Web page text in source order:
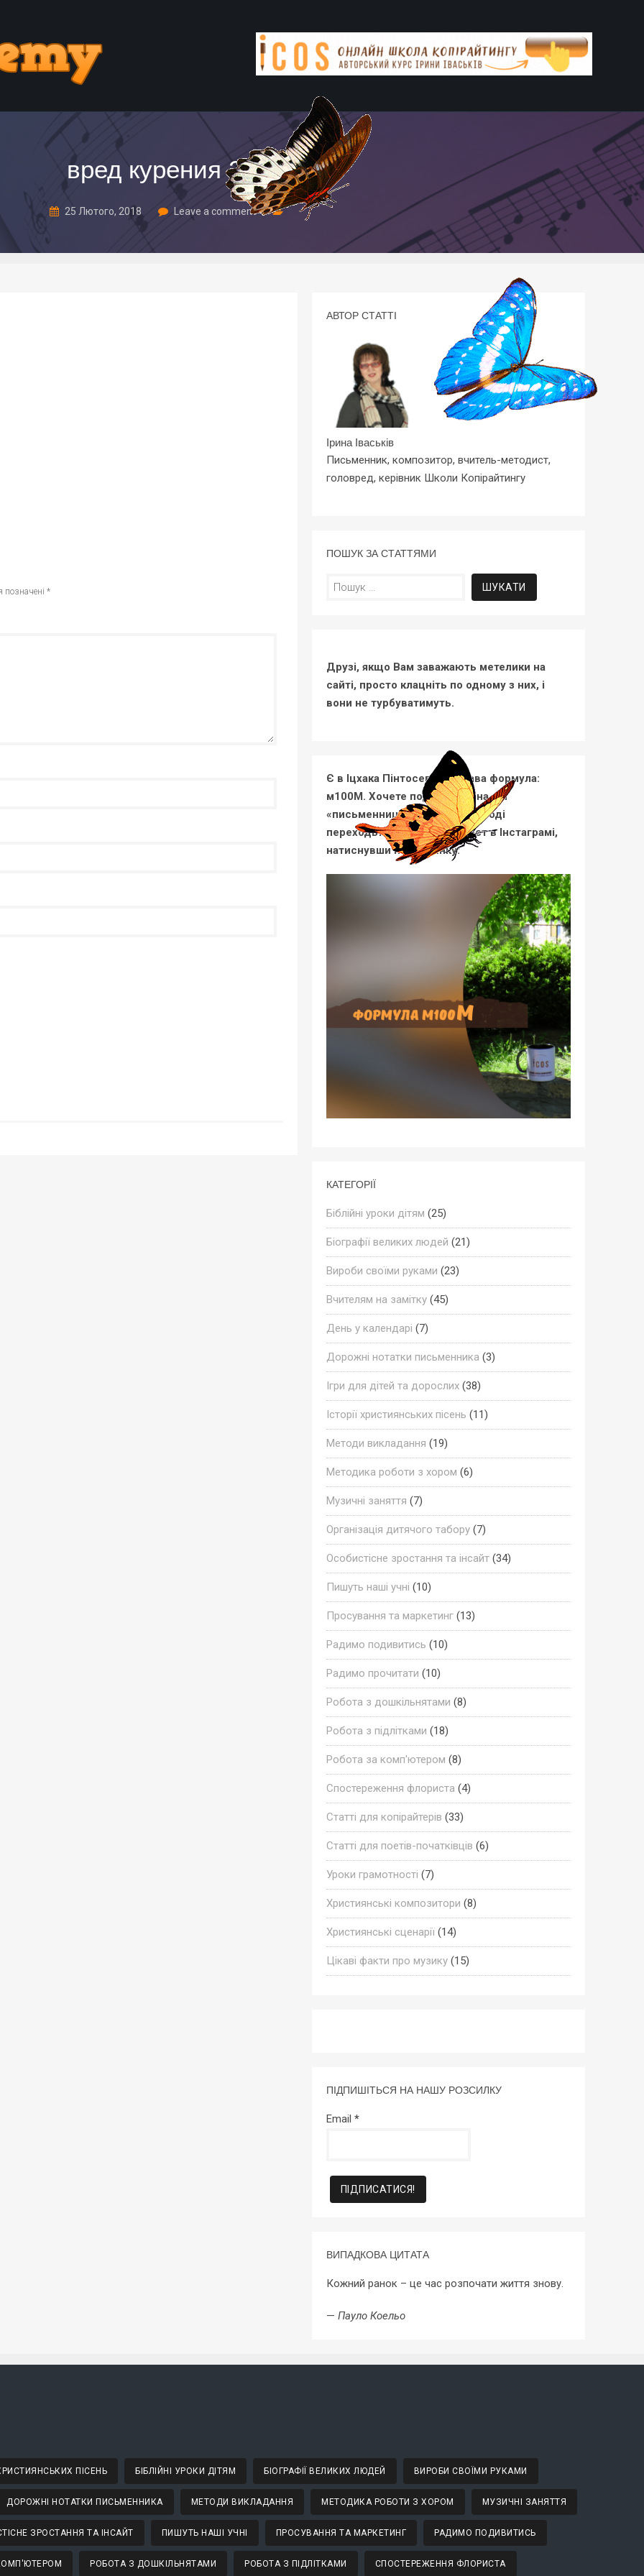
вред курения 22
25 Лютого, 2018 Leave a comment
позначені *
АВТОР СТАТТІ
Ірина Іваськів
Письменник, композитор, вчитель-методист,
головред, керівник Школи Копірайтингу
ПОШУК ЗА СТАТТЯМИ
Пошук:
Друзі, якщо Вам заважають метелики на
сайті, просто клацніть по одному з них, і
вони не турбуватимуть.
Є в Іцхака Пінтосевича цікава формула:
м100М. Хочете подивитися на неї
«письменницькими очима»? Тоді
переходьте на мій новий пост в Інстаграмі,
натиснувши на картинку:
КАТЕГОРІЇ
Біблійні уроки дітям (25)
Біографії великих людей (21)
Вироби своїми руками (23)
Вчителям на замітку(45)
День у календарі (7)
Дорожні нотатки письменника (3)
Ігри для дітей та дорослих(38)
Історії християнських пісень (11)
Методи викладання (19)
Методика роботи з хором (6)
Музичні заняття (7)
Організація дитячого табору(7)
Особистісне зростання та інсайт(34)
Пишуть наші учні (10)
Просування та маркетинг(13)
Радимо подивитись (10)
Радимо прочитати (10)
Робота з дошкільнятами (8)
Робота з підлітками (18)
Робота за комп'ютером (8)
Спостереження флориста (4)
Статті для копірайтерів (33)
Статті для поетів-початківців (6)
Уроки грамотності (7)
Християнські композитори (8)
Християнські сценарії(14)
Цікаві факти про музику(15)
ПІДПИШІТЬСЯ НА НАШУ РОЗСИЛКУ
Email *
ВИПАДКОВА ЦИТАТА
Кожний ранок – це час розпочати життя знову.
— Пауло Коельо
ХРИСТИЯНСЬКИХ ПІСЕНЬ БІБЛІЙНІ УРОКИ ДІТЯМ БІОГРАФІЇ ВЕЛИКИХ ЛЮДЕЙ ВИРОБИ СВОЇМИ РУКАМИ
ДОРОЖНІ НОТАТКИ ПИСЬМЕННИКА МЕТОДИ ВИКЛАДАННЯ МЕТОДИКА РОБОТИ З ХОРОМ МУЗИЧНІ ЗАНЯТТЯ
ЗРОСТАННЯ ТА ІНСАЙТ ПИШУТЬ НАШІ УЧНІ ПРОСУВАННЯ ТА МАРКЕТИНГ РАДИМО ПОДИВИТИСЬ
РОБОТА З ДОШКІЛЬНЯТАМИ РОБОТА З ПІДЛІТКАМИ СПОСТЕРЕЖЕННЯ ФЛОРИСТА